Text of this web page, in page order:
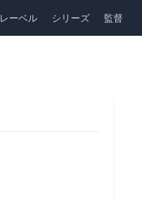
レーベル シリーズ 監督